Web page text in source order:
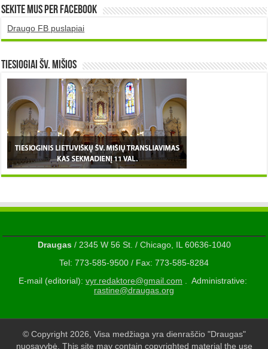
Sekite mus per Facebook
Draugo FB puslapiai
TIESIOGIAI šv. MIŠIOS
Draugas/ 2345 W 56 St. / Chicago, IL 60636-1040
Tel: 773-585-9500 / Fax: 773-585-8284
E-mail (editorial): vyr.redaktore@gmail.com . Administrative:
rastine@draugas.org
© Copyright 2026, Visa medžiaga yra dienraščio "Draugas"
nuosavybė. This site may contain copyrighted material the use